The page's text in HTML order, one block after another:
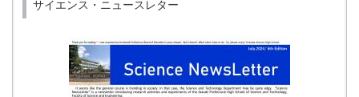
サイエンス・ニュースレター